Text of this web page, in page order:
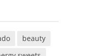
beauty